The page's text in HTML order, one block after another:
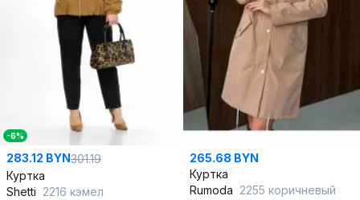
-6%
283.12 BYN301.19
Куртка
Shetti 2216 кэмел
265.68 BYN
Куртка
Rumoda 2255 коричневый